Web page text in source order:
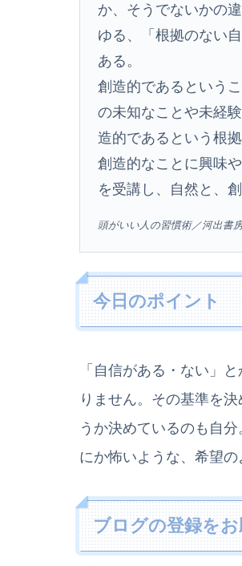
か、そうでないかの
ゆる、「根拠のない
ある。
創造的であるという
の未知なことや未経
造的であるという根
創造的なことに興味
を受講し、自然と、
頭がいい人の習慣術／河出書
今日のポイント
「自信がある・ない」
りません。その基準を
うか決めているのも自
にか怖いような、希望
ブログの登録を